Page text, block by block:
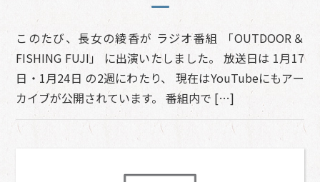
このたび、長女の綾香が ラジオ番組 「OUTDOOR＆
FISHING FUJI」 に出演いたしました。 放送日は 1月17
日・1月24日 の2週にわたり、 現在はYouTubeにもアー
カイブが公開されています。 番組内で […]